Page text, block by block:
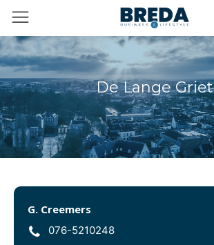
De Lange Griet
G. Creemers
076-5210248